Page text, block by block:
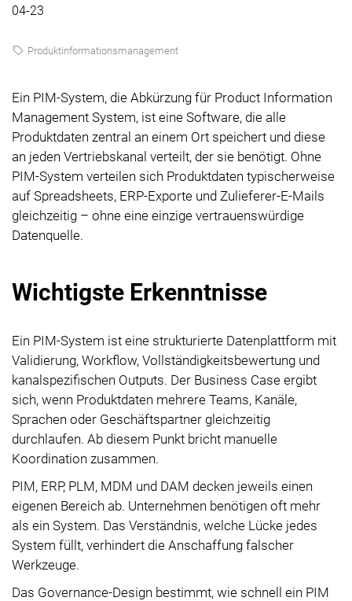
04-23
Produktinformationsmanagement
Ein PIM-System, die Abkürzung für Product Information
Management System, ist eine Software, die alle
Produktdaten zentral an einem Ort speichert und diese
an jeden Vertriebskanal verteilt, der sie benötigt. Ohne
PIM-System verteilen sich Produktdaten typischerweise
auf Spreadsheets, ERP-Exporte und Zulieferer-E-Mails
gleichzeitig – ohne eine einzige vertrauenswürdige
Datenquelle.
Wichtigste Erkenntnisse
Ein PIM-System ist eine strukturierte Datenplattform mit
Validierung, Workflow, Vollständigkeitsbewertung und
kanalspezifischen Outputs. Der Business Case ergibt
sich, wenn Produktdaten mehrere Teams, Kanäle,
Sprachen oder Geschäftspartner gleichzeitig
durchlaufen. Ab diesem Punkt bricht manuelle
Koordination zusammen.
PIM, ERP, PLM, MDM und DAM decken jeweils einen
eigenen Bereich ab. Unternehmen benötigen oft mehr
als ein System. Das Verständnis, welche Lücke jedes
System füllt, verhindert die Anschaffung falscher
Werkzeuge.
Das Governance-Design bestimmt, wie schnell ein PIM